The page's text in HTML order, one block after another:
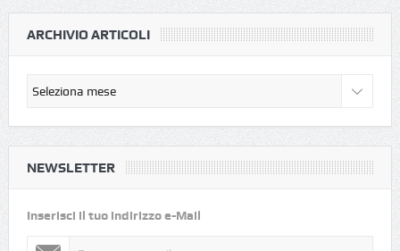
ARCHIVIO ARTICOLI
NEWSLETTER
Inserisci il tuo indirizzo e-Mail